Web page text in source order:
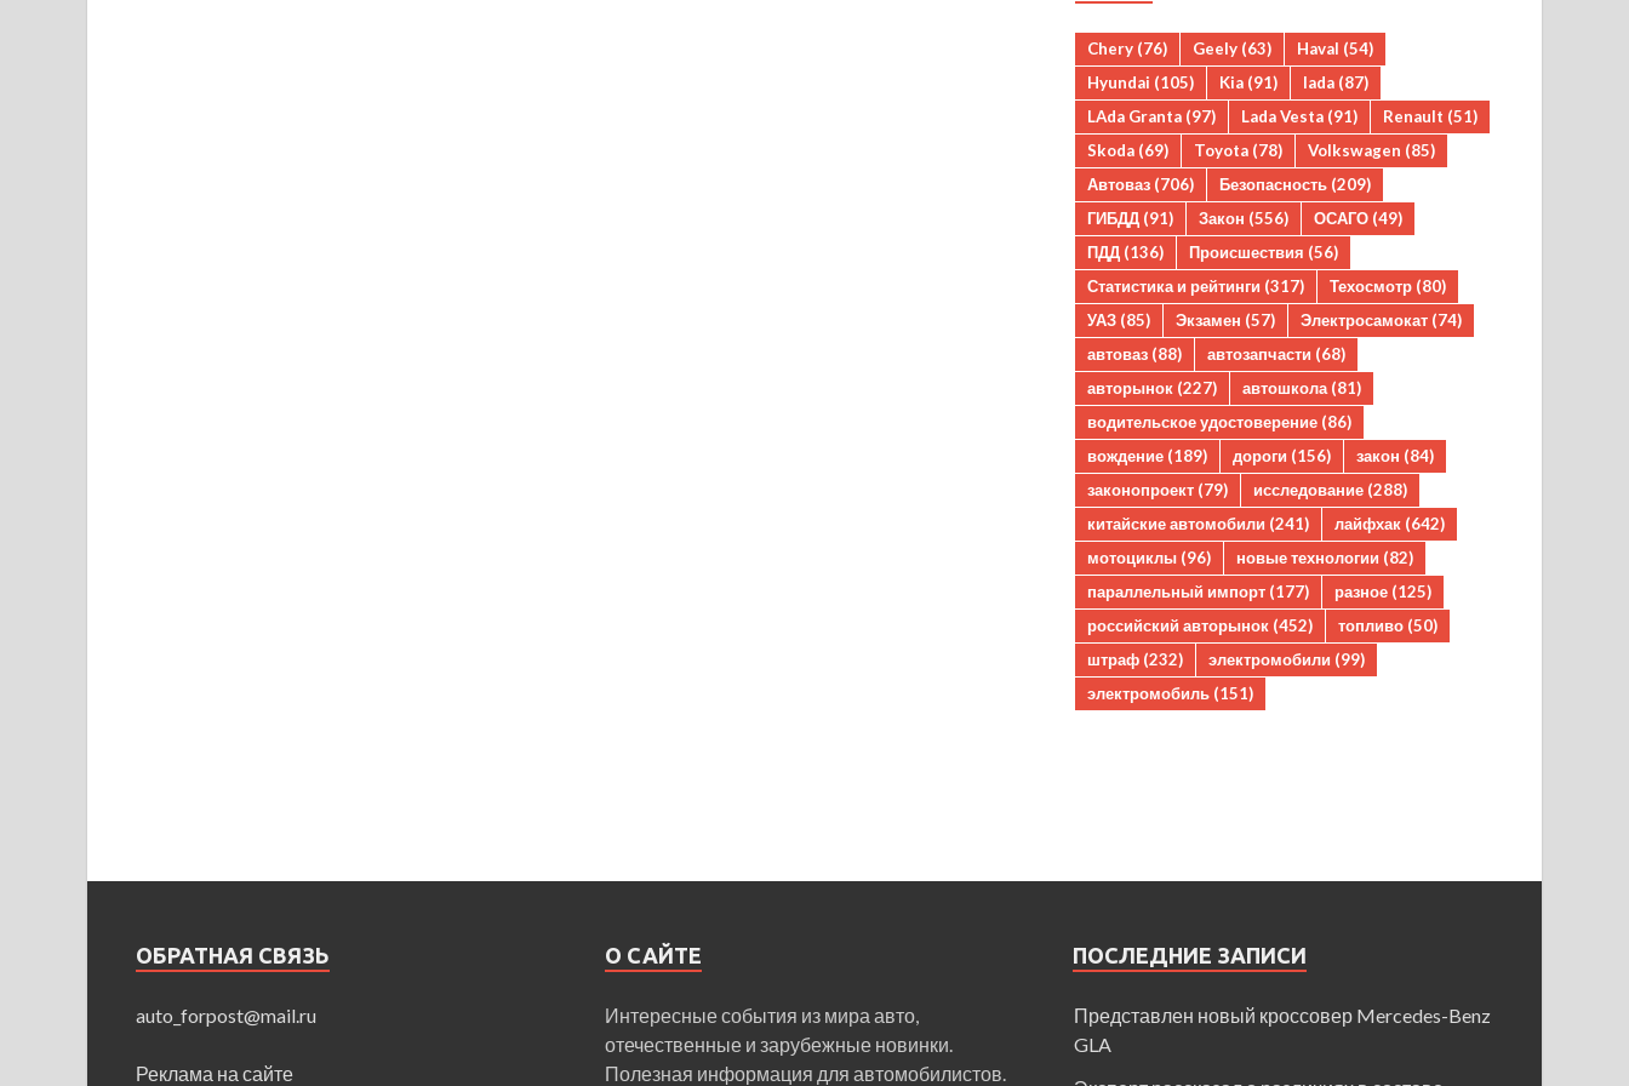
Chery (76) Geely (63) Haval (54)
Hyundai (105) Kia (91) lada (87)
LAda Granta (97) Lada Vesta (91) Renault (51)
Skoda (69) Toyota (78) Volkswagen (85)
Автоваз (706) Безопасность (209)
ГИБДД (91) Закон (556) ОСАГО (49)
ПДД (136) Происшествия (56)
Статистика и рейтинги (317) Техосмотр (80)
УАЗ (85) Экзамен (57) Электросамокат (74)
автоваз (88) автозапчасти (68)
авторынок (227) автошкола (81)
водительское удостоверение (86)
вождение (189) дороги (156) закон (84)
законопроект (79) исследование (288)
китайские автомобили (241) лайфхак (642)
мотоциклы (96) новые технологии (82)
параллельный импорт (177) разное (125)
российский авторынок (452) топливо (50)
штраф (232) электромобили (99)
электромобиль (151)
ОБРАТНАЯ СВЯЗЬ
auto_forpost@mail.ru
Реклама на сайте
О САЙТЕ
Интересные события из мира авто,
отечественные и зарубежные новинки.
Полезная информация для автомобилистов.
ПОСЛЕДНИЕ ЗАПИСИ
Представлен новый кроссовер Mercedes-Benz
GLA